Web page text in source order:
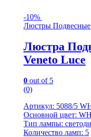
-10%
Люстры Подвесные
Люстра
Veneto Luce
0 out of 5
(0)
Артикул: 5088/5
Основной цвет:
Тип лампы:
Количество ламп: 5